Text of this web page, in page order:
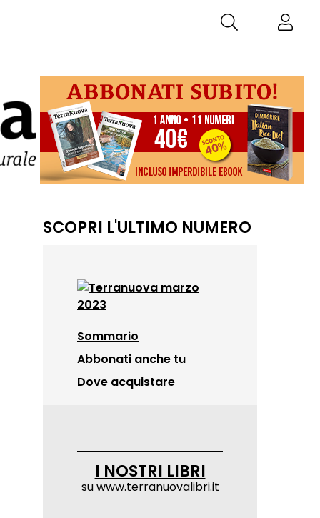
SCOPRI L'ULTIMO NUMERO
Sommario
Abbonati anche tu
Dove acquistare
I NOSTRI LIBRI
suwww.terranuovalibri.it